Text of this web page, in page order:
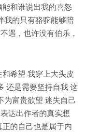
和谁说出我的喜怒
我的只有骆驼能够陪
遇，也许没有伯乐，
希望 我穿上大头皮
还是需要坚持自我 这
为富贵欲望 迷失自己
达出作者的真实想
的自己也是属于内